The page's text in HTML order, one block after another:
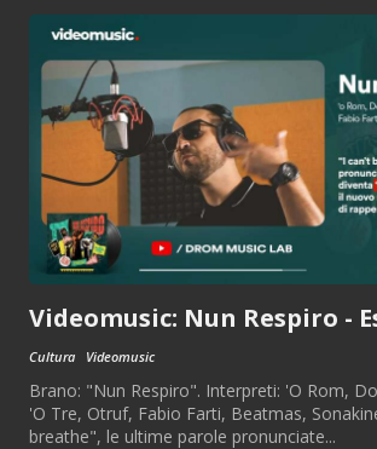
Videomusic: Nun Respiro -
Cultura Videomusic
Brano: "Nun Respiro". Interpreti: 'O Rom,
'O Tre, Otruf, Fabio Farti, Beatmas,
breathe", le ultime parole pronunciate...